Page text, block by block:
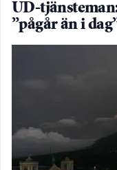
UD-
”pågår än i